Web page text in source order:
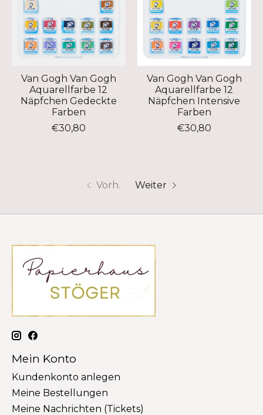
Van Gogh Van Gogh
Aquarellfarbe 12
Näpfchen Gedeckte
Farben
€30,80
Van Gogh Van Gogh
Aquarellfarbe 12
Näpfchen Intensive
Farben
€30,80
Vorh. Weiter
Mein Konto
Kundenkonto anlegen
Meine Bestellungen
Meine Nachrichten (Tickets)